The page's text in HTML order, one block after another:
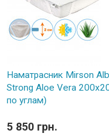
Наматрасник Mirson
Strong Aloe Vera
по углам)
5 850 грн.